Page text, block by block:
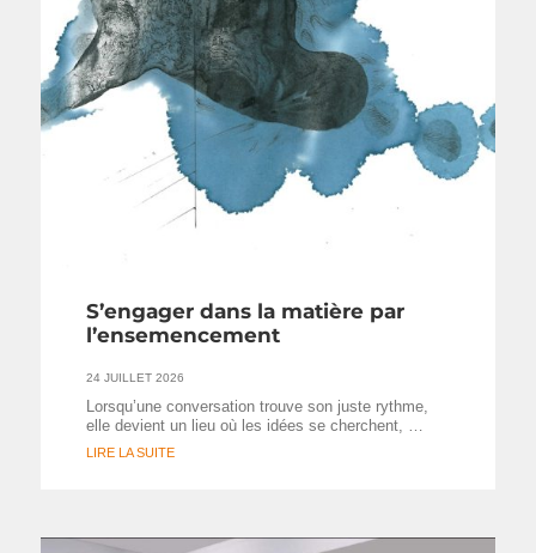
S’engager dans la matière par
l’ensemencement
24 JUILLET 2026
Lorsqu’une conversation trouve son juste rythme,
elle devient un lieu où les idées se cherchent, …
LIRE LA SUITE